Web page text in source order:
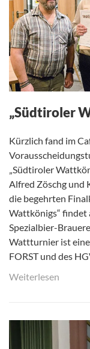
„Südtiroler
Kürzlich fand im
„Südtiroler
Alfred Zöschg und
die begehrten
Wattkönigs“ findet
Spezialbier-
Wattturnier ist
FORST und des
Weiterlesen